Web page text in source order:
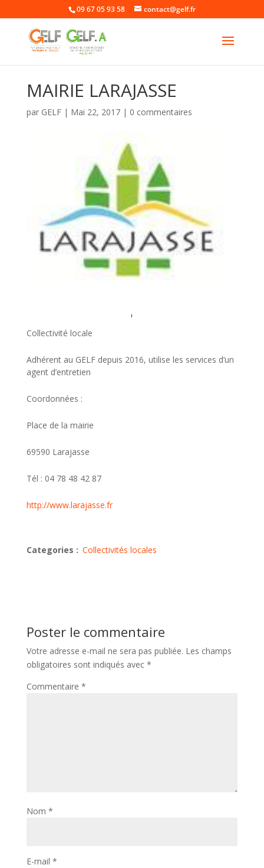
09 67 05 93 58 contact@gelf.fr
MAIRIE LARAJASSE
par GELF| Mai 22, 2017| 0 commentaires
Collectivité locale
Adhérent au GELF depuis 2016, utilise les services d’un
agent d’entretien
Coordonnées :
Place de la mairie
69590 Larajasse
Tél : 04 78 48 42 87
http://www.larajasse.fr
Categories : Collectivités locales
Poster le commentaire
Votre adresse e-mail ne sera pas publiée. Les champs
obligatoires sont indiqués avec *
Commentaire *
Nom *
E-mail *